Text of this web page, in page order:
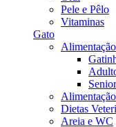
Pele e Pêlo
Vitaminas
Gato
Senior
Dietas
Areia e WC